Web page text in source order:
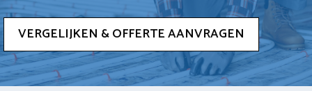
VERGELIJKEN & OFFERTE AANVRAGEN